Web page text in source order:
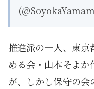
推進派の一人、東
める会・山本そよ
が、しかし保守の